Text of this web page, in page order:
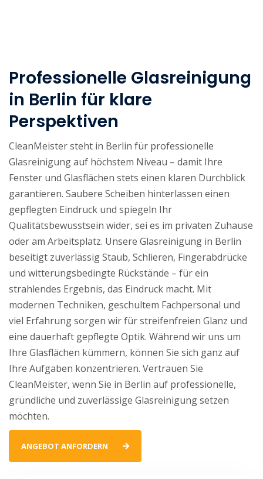
Professionelle Glasreinigung
in Berlin für klare
Perspektiven
CleanMeister steht in Berlin für professionelle
Glasreinigung auf höchstem Niveau – damit Ihre
Fenster und Glasflächen stets einen klaren Durchblick
garantieren. Saubere Scheiben hinterlassen einen
gepflegten Eindruck und spiegeln Ihr
Qualitätsbewusstsein wider, sei es im privaten Zuhause
oder am Arbeitsplatz. Unsere Glasreinigung in Berlin
beseitigt zuverlässig Staub, Schlieren, Fingerabdrücke
und witterungsbedingte Rückstände – für ein
strahlendes Ergebnis, das Eindruck macht. Mit
modernen Techniken, geschultem Fachpersonal und
viel Erfahrung sorgen wir für streifenfreien Glanz und
eine dauerhaft gepflegte Optik. Während wir uns um
Ihre Glasflächen kümmern, können Sie sich ganz auf
Ihre Aufgaben konzentrieren. Vertrauen Sie
CleanMeister, wenn Sie in Berlin auf professionelle,
gründliche und zuverlässige Glasreinigung setzen
möchten.
ANGEBOT ANFORDERN